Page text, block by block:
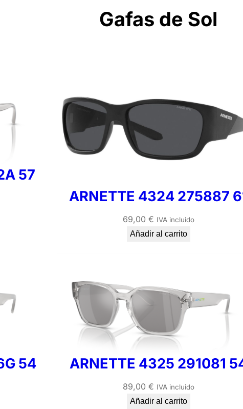
Gafas de Sol
57
ARNETTE 4324 275887
69,00 € IVA incluido
Añadir al carrito
54 ARNETTE 4325 291081
89,00 € IVA incluido
Añadir al carrito